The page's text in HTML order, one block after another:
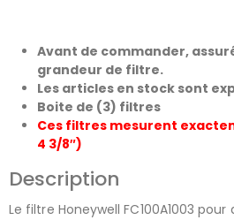
Avant de commander,
grandeur de filtre.
Les articles en stock sont
Boite de (3) filtres
Ces filtres mesurent
4 3/8″)
Description
Le filtre Honeywell FC100A1003